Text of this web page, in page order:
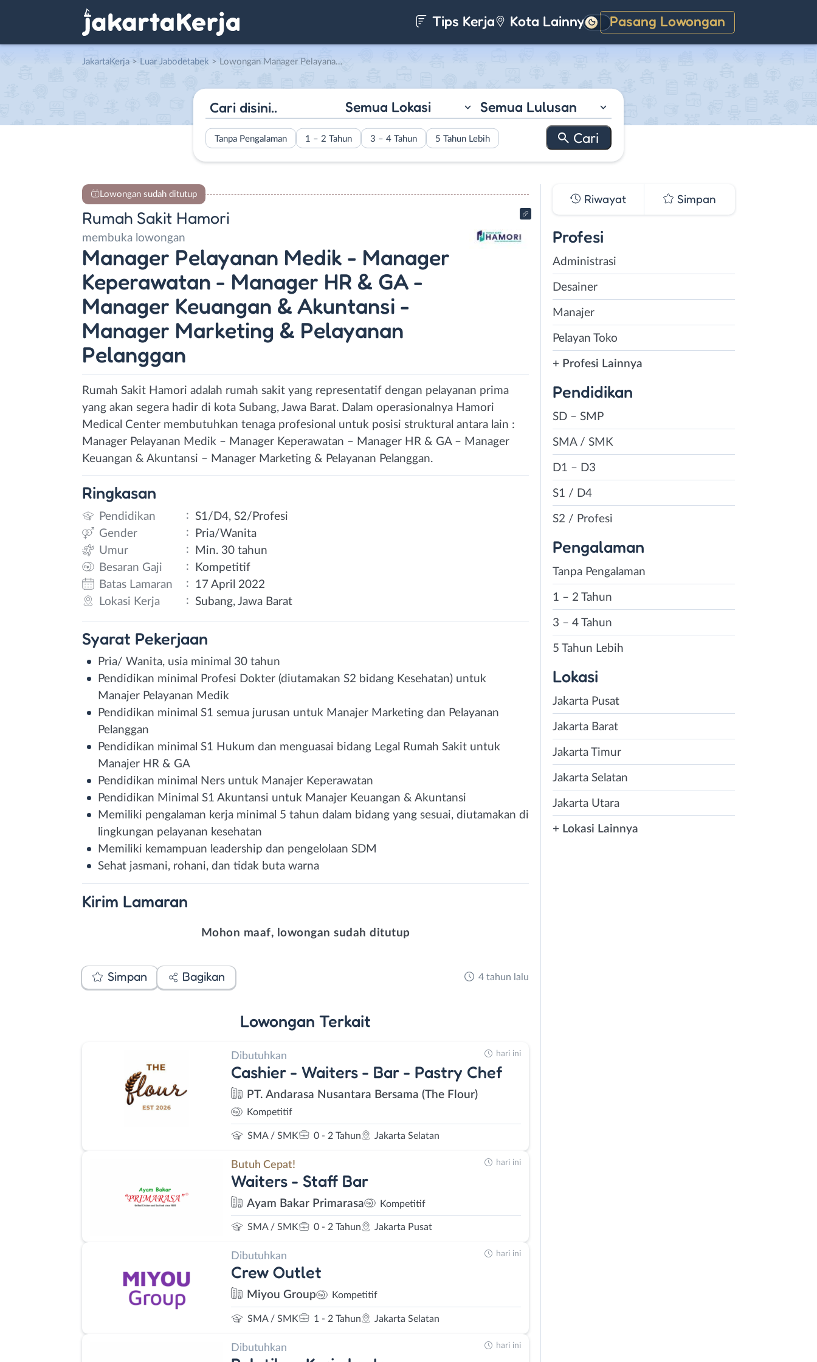
Tips Kerja Kota Lainnya Pasang Lowongan
Gelap
JakartaKerja > Luar Jabodetabek > Lowongan Manager Pelayanan Medik – Manager Keperawatan – Manager HR & GA – Manager Keuangan & Akuntansi – Manager Marketing & Pelayanan Pelanggan di Rumah Sakit Hamori
Semua Lokasi Semua Lulusan
Tanpa Pengalaman 1 – 2 Tahun 3 – 4 Tahun 5 Tahun Lebih
Lowongan sudah ditutup
Rumah Sakit Hamori
membuka lowongan
Manager Pelayanan Medik - Manager
Keperawatan - Manager HR & GA -
Manager Keuangan & Akuntansi -
Manager Marketing & Pelayanan
Pelanggan
Rumah Sakit Hamori adalah rumah sakit yang representatif dengan pelayanan prima
yang akan segera hadir di kota Subang, Jawa Barat. Dalam operasionalnya Hamori
Medical Center membutuhkan tenaga profesional untuk posisi struktural antara lain :
Manager Pelayanan Medik – Manager Keperawatan – Manager HR & GA – Manager
Keuangan & Akuntansi – Manager Marketing & Pelayanan Pelanggan.
Ringkasan
Pendidikan : S1/D4, S2/Profesi
Gender
:
Pria/Wanita
Umur
:
Min. 30 tahun
Besaran Gaji
:
Kompetitif
Batas Lamaran
:
17 April 2022
Lokasi Kerja
: Subang, Jawa Barat
Syarat Pekerjaan
Pria/ Wanita, usia minimal 30 tahun
Pendidikan minimal Profesi Dokter (diutamakan S2 bidang Kesehatan) untuk
Manajer Pelayanan Medik
Pendidikan minimal S1 semua jurusan untuk Manajer Marketing dan Pelayanan
Pelanggan
Pendidikan minimal S1 Hukum dan menguasai bidang Legal Rumah Sakit untuk
Manajer HR & GA
Pendidikan minimal Ners untuk Manajer Keperawatan
Pendidikan Minimal S1 Akuntansi untuk Manajer Keuangan & Akuntansi
Memiliki pengalaman kerja minimal 5 tahun dalam bidang yang sesuai, diutamakan di
lingkungan pelayanan kesehatan
Memiliki kemampuan leadership dan pengelolaan SDM
Sehat jasmani, rohani, dan tidak buta warna
Kirim Lamaran
Mohon maaf, lowongan sudah ditutup
Simpan Bagikan 4 tahun lalu
Lowongan Terkait
Dibutuhkan
Cashier - Waiters - Bar - Pastry Chef
PT. Andarasa Nusantara Bersama (The Flour)
Kompetitif
SMA / SMK 0 - 2 Tahun Jakarta Selatan
hari ini
Butuh Cepat!
Waiters - Staff Bar
Ayam Bakar Primarasa Kompetitif
SMA / SMK 0 - 2 Tahun Jakarta Pusat
hari ini
Dibutuhkan
Crew Outlet
Miyou Group Kompetitif
SMA / SMK 1 - 2 Tahun Jakarta Selatan
hari ini
Dibutuhkan hari ini
Riwayat Simpan
Profesi
Administrasi
Desainer
Manajer
Pelayan Toko
+ Profesi Lainnya
Pendidikan
SD – SMP
SMA / SMK
D1 – D3
S1 / D4
S2 / Profesi
Pengalaman
Tanpa Pengalaman
1 – 2 Tahun
3 – 4 Tahun
5 Tahun Lebih
Lokasi
Jakarta Pusat
Jakarta Barat
Jakarta Timur
Jakarta Selatan
Jakarta Utara
+ Lokasi Lainnya